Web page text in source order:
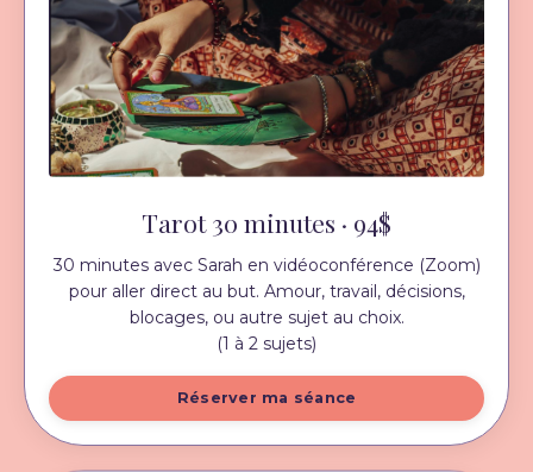
Tarot 30 minutes · 94$
30 minutes avec Sarah en vidéoconférence (Zoom)
pour aller direct au but. Amour, travail, décisions,
blocages, ou autre sujet au choix.
(1 à 2 sujets)
Réserver ma séance